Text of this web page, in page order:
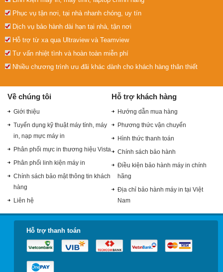
Phục vụ tận nơi, tại nhà nhanh chóng, uy tín
Dịch vụ bảo hành dài hạn tại nhà, tận nơi
Hỗ trợ từ xa qua Ultraview và Teamview
Tư vấn nhiệt tình và hoàn toàn miễn phí
Nhiều chương trình ưu đãi khác dành cho khách hàng thân thiết
Về chúng tôi
Giới thiệu
Tuyển dụng kỹ thuật máy tính, máy
in, nạp mực máy in
Phân phối mực in thương hiệu Vista
Phân phối linh kiện máy in
Chính sách bảo mật thông tin khách
hàng
Liên hệ
Hỗ trợ khách hàng
Hướng dẫn mua hàng
Phương thức vận chuyển
Hình thức thanh toán
Chính sách bảo hành
Điều kiện bảo hành máy in chính
hãng
Địa chỉ bảo hành máy in tại Việt
Nam
Hỗ trợ thanh toán